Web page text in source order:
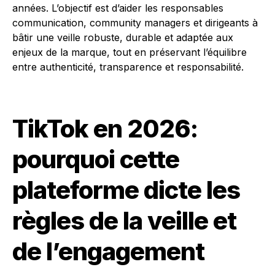
années. L’objectif est d’aider les responsables
communication, community managers et dirigeants à
bâtir une veille robuste, durable et adaptée aux
enjeux de la marque, tout en préservant l’équilibre
entre authenticité, transparence et responsabilité.
TikTok en 2026:
pourquoi cette
plateforme dicte les
règles de la veille et
de l’engagement